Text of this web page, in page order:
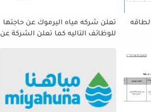
تعلن شركه مياه اليرموك عن حاجتها
للوظائف التاليه كما تعلن الشركة عن
على إتاحة الفرصة الكافية أمام
الجميع لاستكمال إجراءات التقديم.